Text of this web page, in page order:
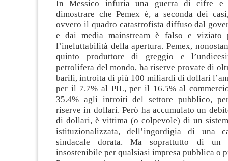
In Messico infuria una guerra di cifre e
dimostrare che Pemex è, a seconda dei
ovvero il quadro catastrofista diffuso dal
e dai media mainstream è falso e viziato
l’ineluttabilità della apertura. Pemex,
quinto produttore di greggio e
petrolifera del mondo, ha riserve provate di
barili, introita di più 100 miliardi di dollari
per il 7.7% al PIL, per il 16.5% al
35.4% agli introiti del settore pubblico,
riserve in dollari. Però ha accumulato un
di dollari, è vittima (o colpevole) di un
istituzionalizzata, dell’ingordigia di una
sindacale dorata. Ma soprattutto di un
insostenibile per qualsiasi impresa pubblica o